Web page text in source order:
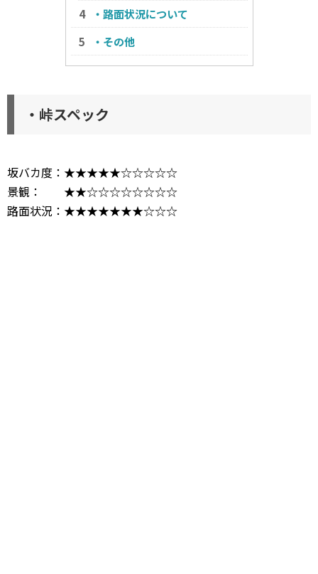
・路面状況について
・その他
・峠スペック
坂バカ度：★★★★★☆☆☆☆☆
景観： ★★☆☆☆☆☆☆☆☆
路面状況：★★★★★★★☆☆☆